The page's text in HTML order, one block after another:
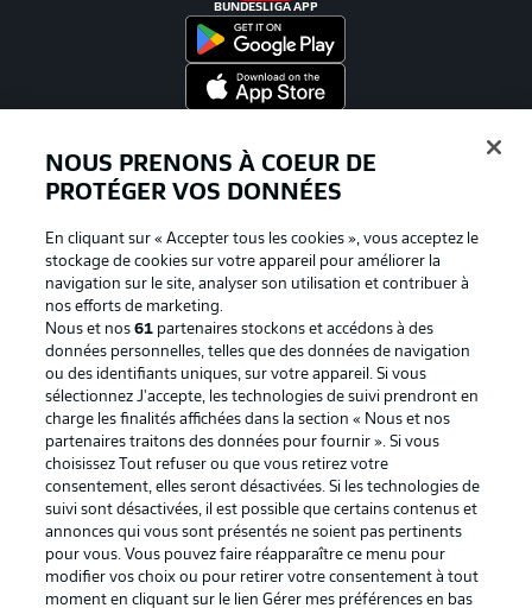
BUNDESLIGA APP
La publicité Conditions d’utilisation des
Mentions Légales Gérer mes préférences
Déclaration de
confidentialité
Diffuseurs
NOUS PRENONS À COEUR DE
PROTÉGER VOS DONNÉES
En cliquant sur « Accepter tous les cookies », vous acceptez le
stockage de cookies sur votre appareil pour améliorer la
navigation sur le site, analyser son utilisation et contribuer à
nos efforts de marketing.
Nous et nos61 partenaires stockons et accédons à des
données personnelles, telles que des données de navigation
ou des identifiants uniques, sur votre appareil. Si vous
sélectionnez J'accepte, les technologies de suivi prendront en
charge les finalités affichées dans la section « Nous et nos
partenaires traitons des données pour fournir ». Si vous
choisissez Tout refuser ou que vous retirez votre
consentement, elles seront désactivées. Si les technologies de
suivi sont désactivées, il est possible que certains contenus et
annonces qui vous sont présentés ne soient pas pertinents
pour vous. Vous pouvez faire réapparaître ce menu pour
modifier vos choix ou pour retirer votre consentement à tout
moment en cliquant sur le lien Gérer mes préférences en bas